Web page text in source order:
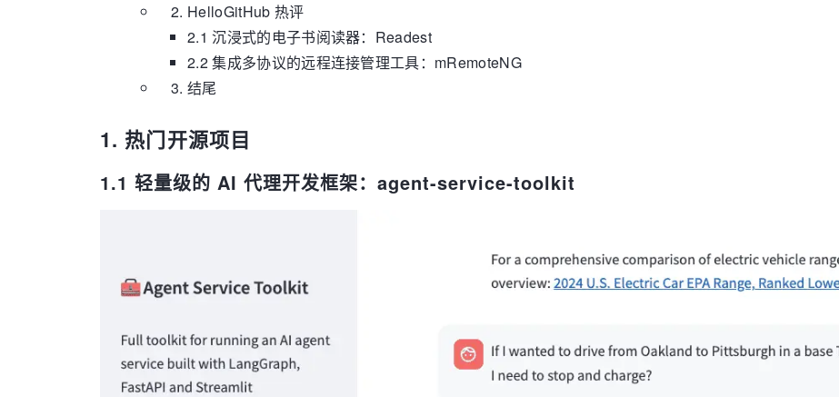
HelloGitHub 热评
2.1 沉浸式的电子书阅读器：Readest
2.2 集成多协议的远程连接管理工具：mRemoteNG
结尾
1. 热门开源项目
1.1 轻量级的 AI 代理开发框架：agent-service-toolkit